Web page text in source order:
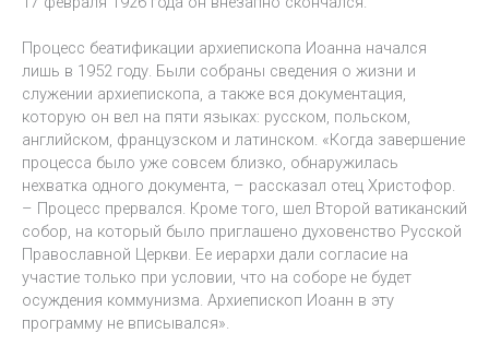
Процесс беатификации архиепископа Иоанна начался
лишь в 1952 году. Были собраны сведения о жизни и
служении архиепископа, а также вся документация,
которую он вел на пяти языках: русском, польском,
английском, французском и латинском. «Когда завершение
процесса было уже совсем близко, обнаружилась
нехватка одного документа, – рассказал отец Христофор.
– Процесс прервался. Кроме того, шел Второй ватиканский
собор, на который было приглашено духовенство Русской
Православной Церкви. Ее иерархи дали согласие на
участие только при условии, что на соборе не будет
осуждения коммунизма. Архиепископ Иоанн в эту
программу не вписывался».